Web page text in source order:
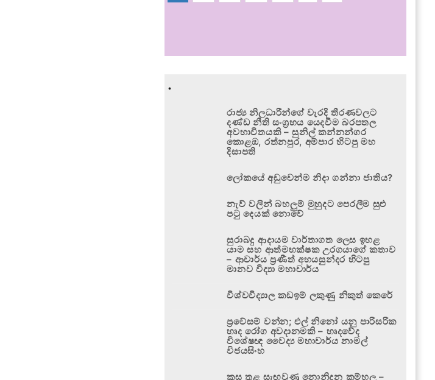
.
රාජ්‍ය නිලධාරීන්ගේ වැරදි තීරණවලට
දණ්ඩ නීති සංග්‍රහය යෙදවීම බරපතල
අවභාවිතයකි – සුනිල් කන්නන්ගර
කොළඹ, රත්නපුර, අම්පාර හිටපු මහ
දිසාපති
ලෝකයේ අඩුවෙන්ම නිදා ගන්නා ජාතිය?
නැව් වලින් බහලුම් මුහුදට පෙරලීම සුළු
පටු දෙයක් නොවේ
සුරාබදු ආදායම වාර්තාගත ලෙස ඉහළ
යාම සහ ආත්මභක්ෂක උරගයාගේ කතාව
– ආචාර්ය ප්‍රණීත් අභයසුන්දර හිටපු
මානව විද්‍යා මහාචාර්ය
විශ්වවිද්‍යාල කඩඉම් ලකුණු නිකුත් කෙරේ
ප්‍රවේසම් වන්න; එල් නිනෝ යනු පාරිසරික
හෘද රෝග අවදානමකි – හෘදවේද
විශේෂඥ වෛද්‍ය මහාචාර්ය නාමල්
විජයසිංහ
කුස තුළ සැඟවුණු නොනිදන කම්හල –